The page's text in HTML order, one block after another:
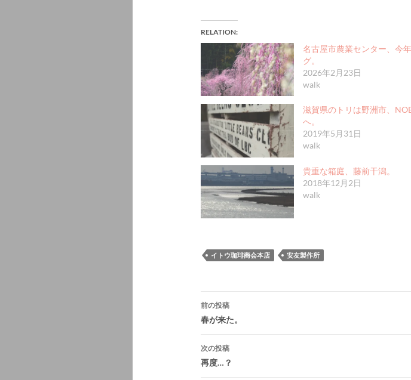
RELATION
名古屋市農業センター、今
グ。
2026年2月23日
walk
滋賀県のトリは野洲市、
へ。
2019年5月31日
walk
貴重な箱庭、藤前干潟。
2018年12月2日
walk
イトウ珈琲商会本店 安友製作所
投
稿
ナ
ビ
ゲ
前の投稿
春が来た。
次の投稿
再度…？